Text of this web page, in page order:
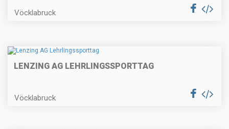
Vöcklabruck
LENZING AG LEHRLINGSSPORTTAG
Vöcklabruck